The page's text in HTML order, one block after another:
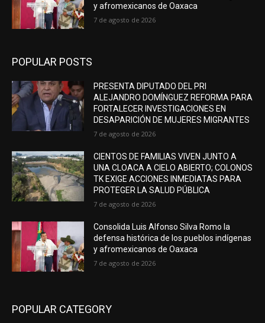
y afromexicanos de Oaxaca
7 de agosto de 2026
POPULAR POSTS
PRESENTA DIPUTADO DEL PRI
ALEJANDRO DOMÍNGUEZ REFORMA PARA
FORTALECER INVESTIGACIONES EN
DESAPARICIÓN DE MUJERES MIGRANTES
7 de agosto de 2026
CIENTOS DE FAMILIAS VIVEN JUNTO A
UNA CLOACA A CIELO ABIERTO; COLONOS
TK EXIGE ACCIONES INMEDIATAS PARA
PROTEGER LA SALUD PÚBLICA
7 de agosto de 2026
Consolida Luis Alfonso Silva Romo la
defensa histórica de los pueblos indígenas
y afromexicanos de Oaxaca
7 de agosto de 2026
POPULAR CATEGORY